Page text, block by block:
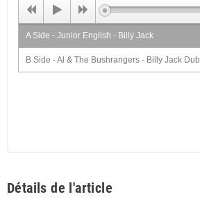
A Side - Junior English - Billy Jack
B Side - Al & The Bushrangers - Billy Jack Dub
Détails de l'article